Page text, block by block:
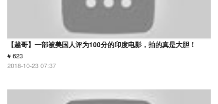
【越哥】一部被美国人评为100分的印度电影，拍的真是大胆！
# 623
2018-10-23 07:37